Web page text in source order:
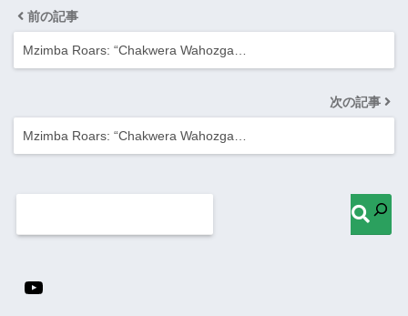
前の記事
Mzimba Roars: “Chakwera Wahozga…
次の記事
Mzimba Roars: “Chakwera Wahozga…